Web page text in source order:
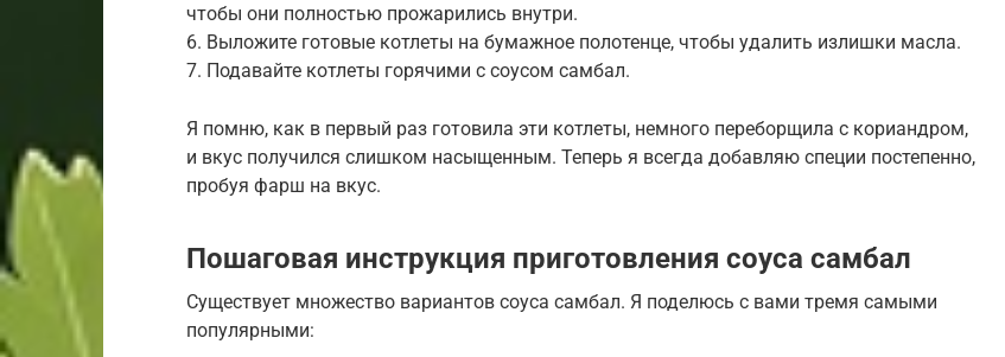
чтобы они полностью прожарились внутри.
6. Выложите готовые котлеты на бумажное полотенце, чтобы удалить излишки масла.
7. Подавайте котлеты горячими с соусом самбал.
Я помню, как в первый раз готовила эти котлеты, немного переборщила с кориандром,
и вкус получился слишком насыщенным. Теперь я всегда добавляю специи постепенно,
пробуя фарш на вкус.
Пошаговая инструкция приготовления соуса самбал
Существует множество вариантов соуса самбал. Я поделюсь с вами тремя самыми
популярными: